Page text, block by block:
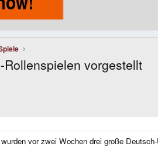
vorgestellt
vor zwei Wochen drei große